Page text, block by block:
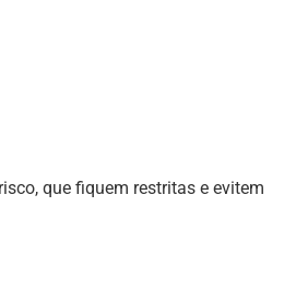
que fiquem restritas e evitem